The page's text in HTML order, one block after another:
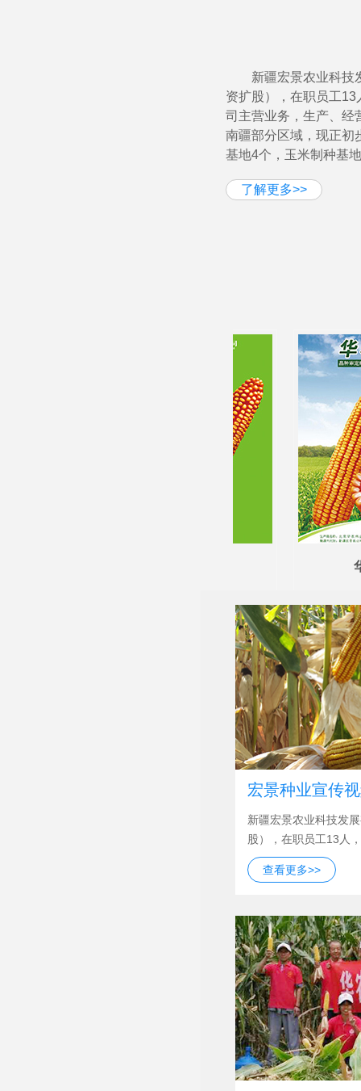
新疆宏景农业科技
资扩股），在职员工
司主营业务，生产、经
南疆部分区域，现正初
基地4个，玉米制种基
了解更多>>
宏景种业宣传
新疆宏景农业科技发
股），在职员工13人
查看更多>>